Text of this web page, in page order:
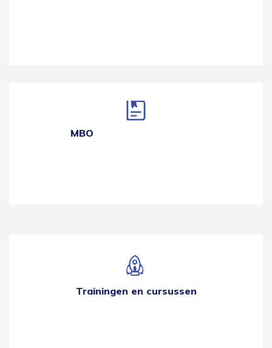
MBO
Trainingen en cursussen